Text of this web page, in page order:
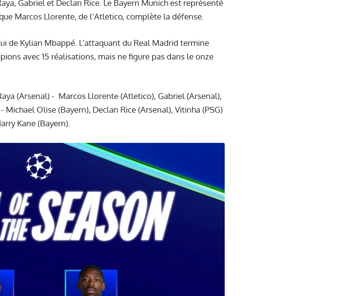
Gabriel et Declan Rice. Le Bayern Munich est représenté
Marcos Llorente, de l’Atletico, complète la défense.
de Kylian Mbappé. L’attaquant du Real Madrid termine
avec 15 réalisations, mais ne figure pas dans le onze
(Arsenal) - Marcos Llorente (Atletico), Gabriel (Arsenal),
Michael Olise (Bayern), Declan Rice (Arsenal), Vitinha (PSG)
Kane (Bayern).